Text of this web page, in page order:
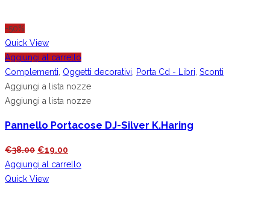
-50%
Quick View
Aggiungi al carrello
Complementi Oggetti decorativi Porta Cd - Libri Sconti
Aggiungi a lista nozze
Aggiungi a lista nozze
Pannello Portacose DJ-Silver K.Haring
€38.00 Il
prezzo
originale
€19.00
prezzo
Aggiungi al carrello
Quick View